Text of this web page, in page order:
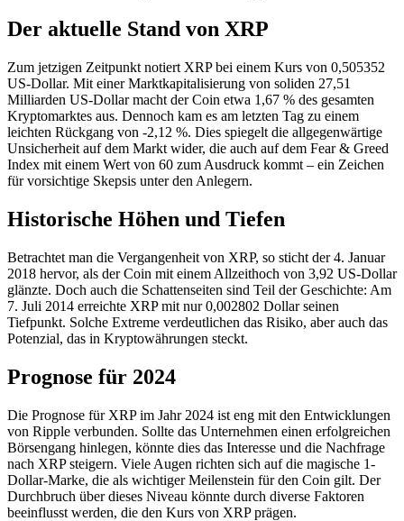
Der aktuelle Stand von XRP
Zum jetzigen Zeitpunkt notiert XRP bei einem Kurs von 0,505352
US-Dollar. Mit einer Marktkapitalisierung von soliden 27,51
Milliarden US-Dollar macht der Coin etwa 1,67 % des gesamten
Kryptomarktes aus. Dennoch kam es am letzten Tag zu einem
leichten Rückgang von -2,12 %. Dies spiegelt die allgegenwärtige
Unsicherheit auf dem Markt wider, die auch auf dem Fear & Greed
Index mit einem Wert von 60 zum Ausdruck kommt – ein Zeichen
für vorsichtige Skepsis unter den Anlegern.
Historische Höhen und Tiefen
Betrachtet man die Vergangenheit von XRP, so sticht der 4. Januar
2018 hervor, als der Coin mit einem Allzeithoch von 3,92 US-Dollar
glänzte. Doch auch die Schattenseiten sind Teil der Geschichte: Am
7. Juli 2014 erreichte XRP mit nur 0,002802 Dollar seinen
Tiefpunkt. Solche Extreme verdeutlichen das Risiko, aber auch das
Potenzial, das in Kryptowährungen steckt.
Prognose für 2024
Die Prognose für XRP im Jahr 2024 ist eng mit den Entwicklungen
von Ripple verbunden. Sollte das Unternehmen einen erfolgreichen
Börsengang hinlegen, könnte dies das Interesse und die Nachfrage
nach XRP steigern. Viele Augen richten sich auf die magische 1-
Dollar-Marke, die als wichtiger Meilenstein für den Coin gilt. Der
Durchbruch über dieses Niveau könnte durch diverse Faktoren
beeinflusst werden, die den Kurs von XRP prägen.